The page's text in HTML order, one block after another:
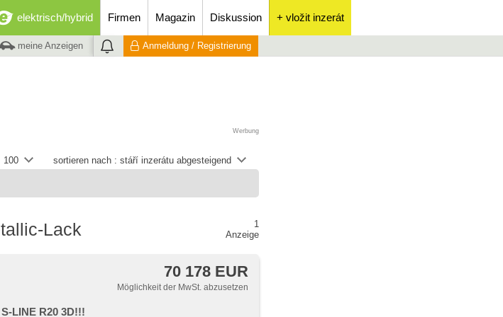
elektrisch/hybrid Firmen Magazin Diskussion + vložit inzerát
meine Anzeigen Anmeldung / Registrierung
Werbung
sortieren nach : stáří inzerátu abgesteigend
100
Lack
1
Anzeige
70 178 EUR
Möglichkeit der MwSt. abzusetzen
LINE R20 3D!!!